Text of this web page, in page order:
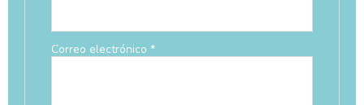
Correo electrónico *